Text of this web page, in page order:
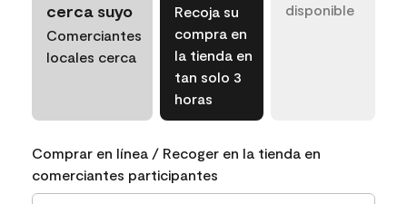
cerca suyo
Comerciantes
locales cerca
Recoja su
compra en
la tienda en
tan solo 3
horas
disponible
Comprar en línea / Recoger en la tienda en
comerciantes participantes